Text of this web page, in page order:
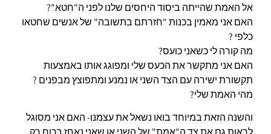
אל האמת שהייתה ביסוד היחסים שלנו לפני ה"חטא"?
האם אני מאמין בכנות "חזרתם בתשובה" של אנשים שחטאו
כלפי ?
מה קורה לי כשאני כועס?
האם אני מתקשר את הכעס שלי ומפוגג אותו באמצעות
תקשורת ישירה עם הצד השני או נמנע ומתפוצץ מבפנים ?
מהי האמת שלי?
והשנה הזאת במיוחד בואו נשאל את עצמנו- האם אני מסוגל